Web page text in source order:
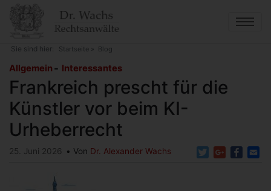
Direkt
zum
Sie sind hier: Startseite
Blog
Urheberrecht
Allgemein Interessantes
Frankreich prescht für die
Künstler vor beim KI-
Urheberrecht
TwitterGoogle+
25. Juni 2026 Von Dr. Alexander Wachs